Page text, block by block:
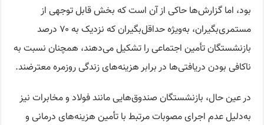
بود، اما گزارش‌ها حاکی از آن است که بخش قابل توجهی از
مستمری‌بگیران، به‌ویژه حداقل‌بگیران که نزدیک به ۷۰ درصد
بازنشستگان تأمین اجتماعی را تشکیل می‌دهند، همچنان نسبت به
ناکافی بودن دریافتی‌ها در برابر هزینه‌های زندگی روزمره معترضند.
در عین حال، بازنشستگان صندوق‌هایی مانند فولاد و مخابرات نیز
به‌دلیل عدم اجرای مصوبات مرتبط با تأمین هزینه‌های درمانی و